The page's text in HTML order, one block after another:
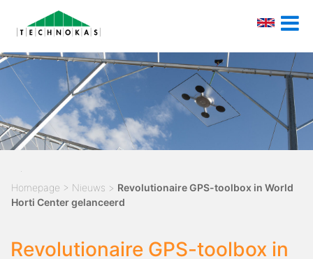
Homepage > Nieuws > Revolutionaire GPS-toolbox in World
Horti Center gelanceerd
Revolutionaire GPS-toolbox in